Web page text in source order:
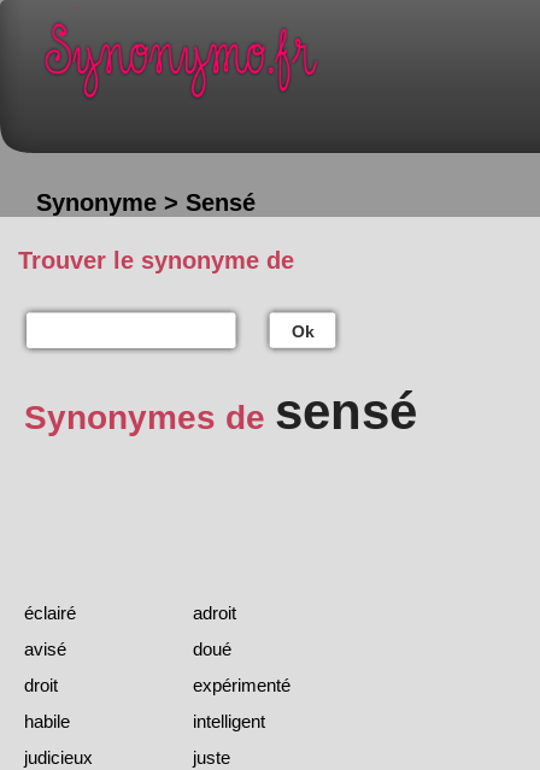
Synonyme > Sensé
Trouver le synonyme de
Ok
Synonymes de sensé
éclairé
adroit
avisé
doué
droit
expérimenté
habile
intelligent
judicieux
juste